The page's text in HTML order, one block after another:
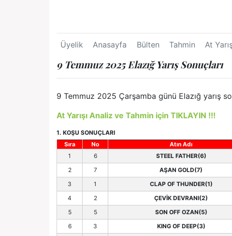
Üyelik Anasayfa Bülten Tahmin At
9 Temmuz 2025 Elazığ Yarış Sonuçları
9 Temmuz 2025 Çarşamba günü Elazığ yarış
At Yarışı Analiz ve Tahmin için TIKLAYIN !!!
1. KOŞU SONUÇLARI
Sıra
No Atın Adı
1
6 STEEL FATHER(6)
2
7 AŞAN GOLD(7)
3
1 CLAP OF THUNDER(1)
4
2 ÇEVİK DEVRANI(2)
5
5 SON OFF OZAN(5)
6
3 KING OF DEEP(3)